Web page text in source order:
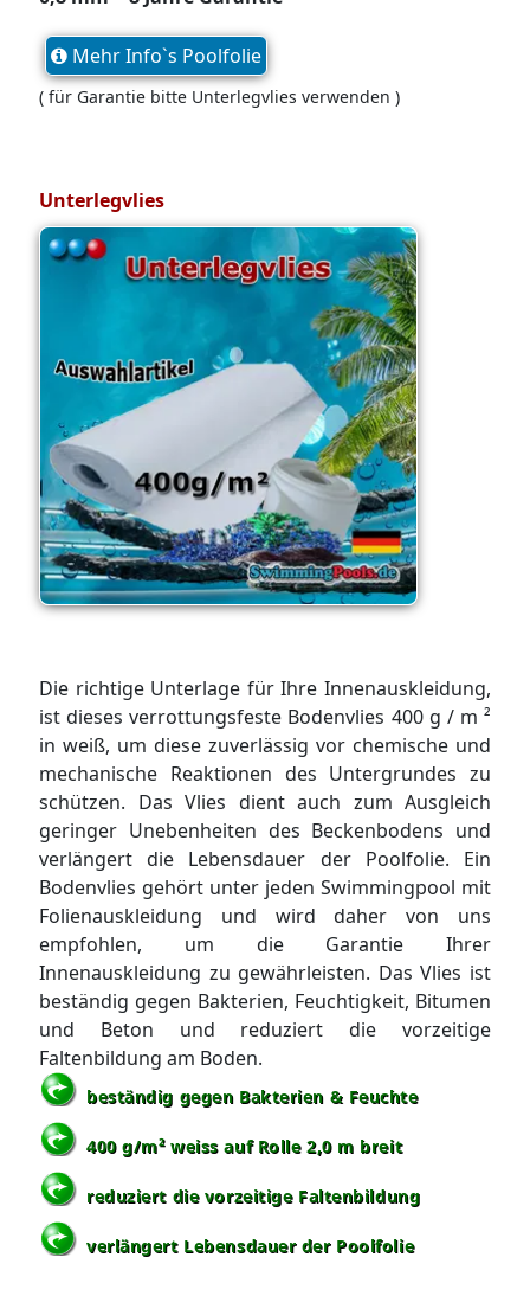
Mehr Info`s Poolfolie
( für Garantie bitte Unterlegvlies verwenden )
Unterlegvlies
Die richtige Unterlage für Ihre Innenauskleidung,
ist dieses verrottungsfeste Bodenvlies 400 g / m ²
in weiß, um diese zuverlässig vor chemische und
mechanische Reaktionen des Untergrundes zu
schützen. Das Vlies dient auch zum Ausgleich
geringer Unebenheiten des Beckenbodens und
verlängert die Lebensdauer der Poolfolie. Ein
Bodenvlies gehört unter jeden Swimmingpool mit
Folienauskleidung und wird daher von uns
empfohlen, um die Garantie Ihrer
Innenauskleidung zu gewährleisten. Das Vlies ist
beständig gegen Bakterien, Feuchtigkeit, Bitumen
und Beton und reduziert die vorzeitige
Faltenbildung am Boden.
beständig gegen Bakterien & Feuchte
400 g/m² weiss auf Rolle 2,0 m breit
reduziert die vorzeitige Faltenbildung
verlängert Lebensdauer der Poolfolie